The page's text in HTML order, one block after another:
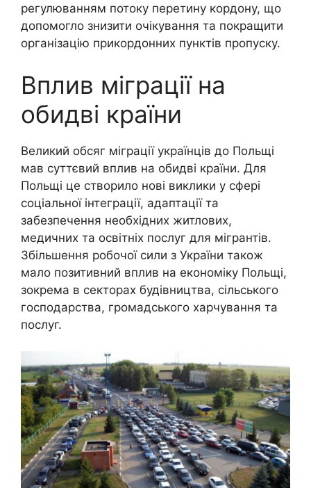
регулюванням потоку перетину кордону, що
допомогло знизити очікування та покращити
організацію прикордонних пунктів пропуску.
Вплив міграції на
обидві країни
Великий обсяг міграції українців до Польщі
мав суттєвий вплив на обидві країни. Для
Польщі це створило нові виклики у сфері
соціальної інтеграції, адаптації та
забезпечення необхідних житлових,
медичних та освітніх послуг для мігрантів.
Збільшення робочої сили з України також
мало позитивний вплив на економіку Польщі,
зокрема в секторах будівництва, сільського
господарства, громадського харчування та
послуг.